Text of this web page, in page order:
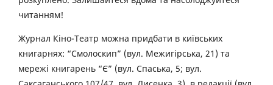
читанням!
Журнал Кіно-Театр можна придбати в київських
книгарнях: “Смолоскип” (вул. Межигірська, 21) та
мережі книгарень “Є” (вул. Спаська, 5; вул.